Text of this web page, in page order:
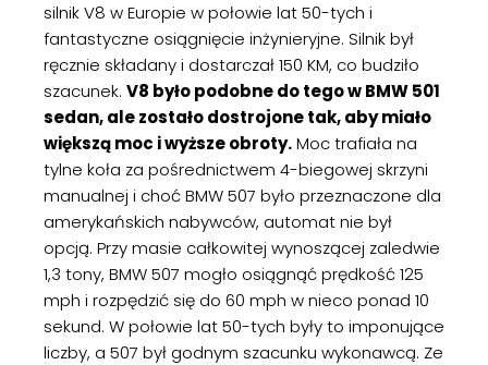
silnik V8 w Europie w połowie lat 50-tych i
fantastyczne osiągnięcie inżynieryjne. Silnik był
ręcznie składany i dostarczał 150 KM, co budziło
szacunek. V8 było podobne do tego w BMW 501
sedan, ale zostało dostrojone tak, aby miało
większą moc i wyższe obroty.Moc trafiała na
tylne koła za pośrednictwem 4-biegowej skrzyni
manualnej i choć BMW 507 było przeznaczone dla
amerykańskich nabywców, automat nie był
opcją. Przy masie całkowitej wynoszącej zaledwie
1,3 tony, BMW 507 mogło osiągnąć prędkość 125
mph i rozpędzić się do 60 mph w nieco ponad 10
sekund. W połowie lat 50-tych były to imponujące
liczby, a 507 był godnym szacunku wykonawcą. Ze